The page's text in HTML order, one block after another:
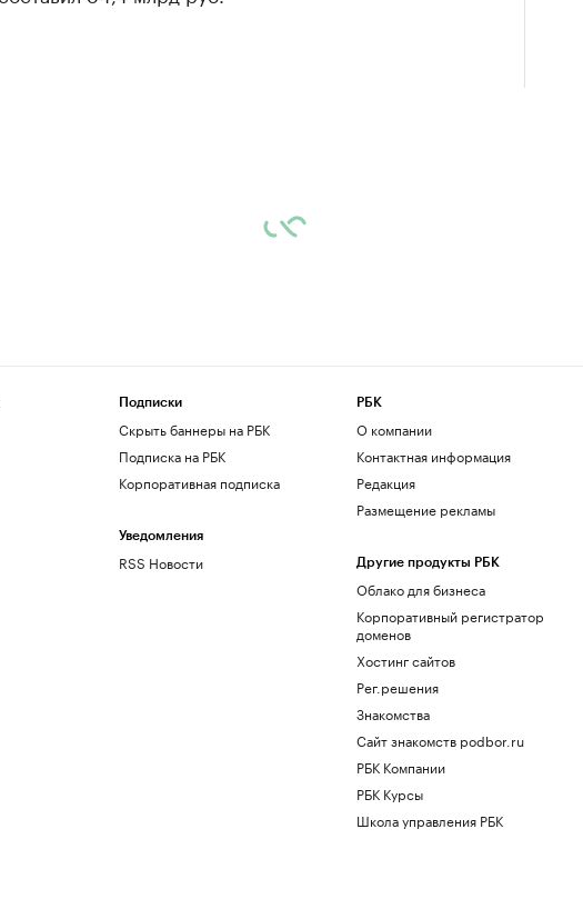
Подписки
Скрыть баннеры на РБК
Подписка на РБК
Корпоративная подписка
Уведомления
RSS Новости
РБК
О компании
Контактная информация
Редакция
Размещение рекламы
Другие продукты РБК
Облако для бизнеса
Корпоративный регистратор
доменов
Хостинг сайтов
Рег.решения
Знакомства
Сайт знакомств podbor.ru
РБК Компании
РБК Курсы
Школа управления РБК